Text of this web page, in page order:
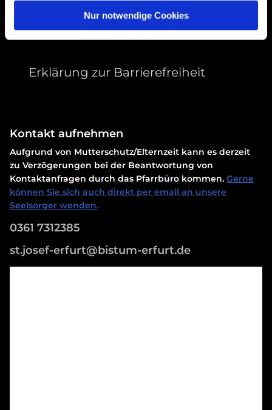
Nur notwendige Cookies
Erklärung zur Barrierefreiheit
Kontakt aufnehmen
Aufgrund von Mutterschutz/Elternzeit kann es derzeit
zu Verzögerungen bei der Beantwortung von
Kontaktanfragen durch das Pfarrbüro kommen. Gerne
können Sie sich auch direkt per email an unsere
Seelsorger wenden.
0361 7312385
st.josef-erfurt@bistum-erfurt.de